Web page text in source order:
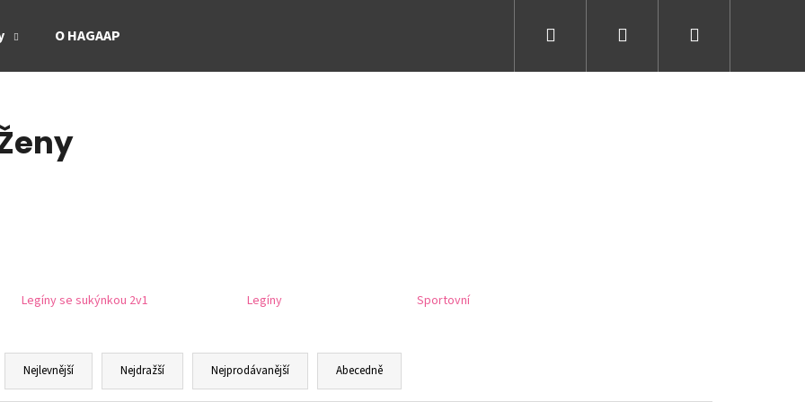
O HAGAAP Přihlášení
Legíny se sukýnkou 2v1 Legíny Sportovní
Ř
Nejlevnější Nejdražší Nejprodávanější Abecedně